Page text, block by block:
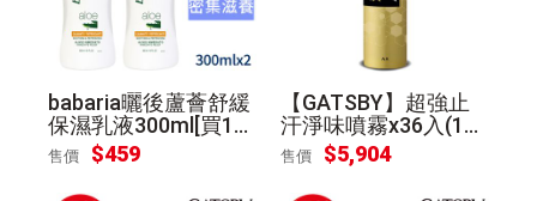
babaria曬後蘆薈舒緩
保濕乳液300ml[買1送
1]
售價 $459
【GATSBY】超強止
汗淨味噴霧x36入(130
g/入)
售價 $5,904